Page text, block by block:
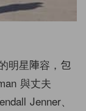
明星陣容，包
與丈夫
Jenner、